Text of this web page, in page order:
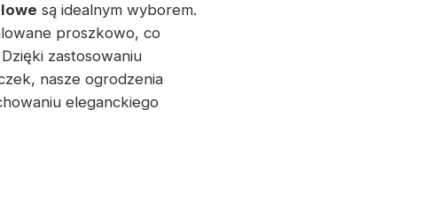
są idealnym wyborem.
proszkowo, co
zastosowaniu
nasze ogrodzenia
eleganckiego